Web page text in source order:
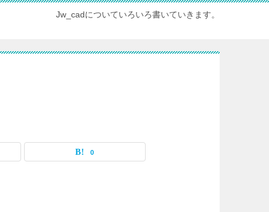
Jw_cadについていろいろ書いていきます。
0